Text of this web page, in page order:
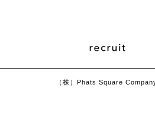
（株）Phats Square